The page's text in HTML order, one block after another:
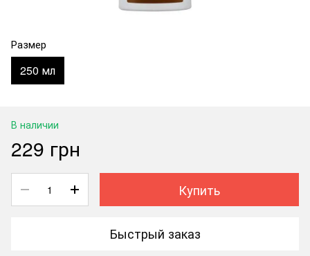
Размер
250 мл
В наличии
229 грн
Купить
Быстрый заказ